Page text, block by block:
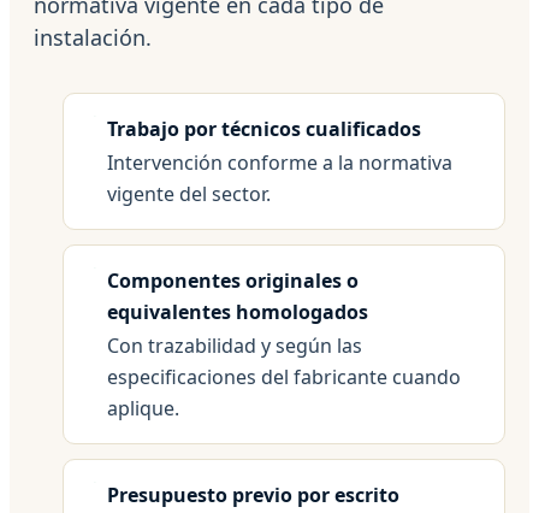
instalación.
Trabajo por técnicos cualificados
Intervención conforme a la normativa
vigente del sector.
Componentes originales o
equivalentes homologados
Con trazabilidad y según las
especificaciones del fabricante cuando
aplique.
Presupuesto previo por escrito